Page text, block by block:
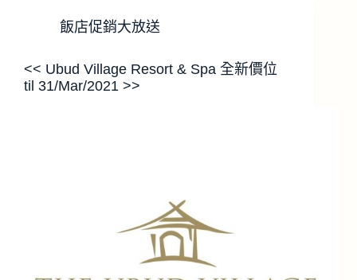
飯店促銷大放送
<< Ubud Village Resort & Spa 全新價位
til 31/Mar/2021 >>